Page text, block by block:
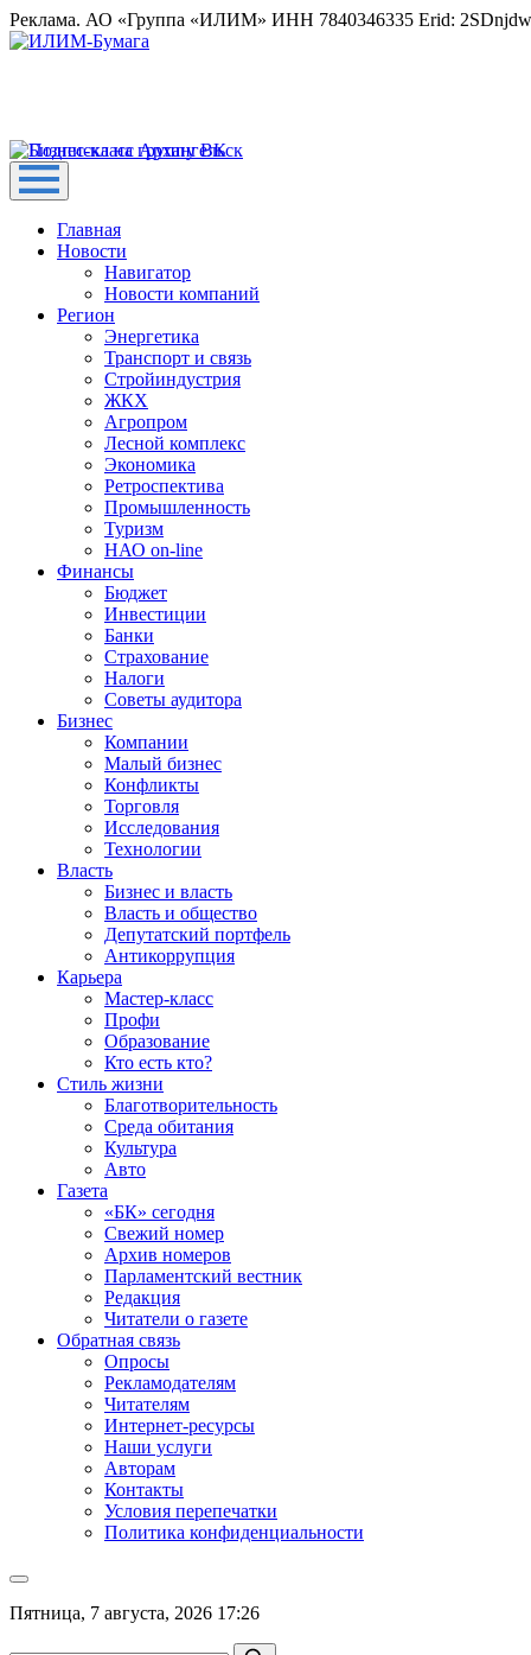
Реклама. АО «Группа «ИЛИМ» ИНН 7840346335 Erid:
Главная
Новости
Навигатор
Новости компаний
Регион
Энергетика
Транспорт и связь
Стройиндустрия
ЖКХ
Агропром
Лесной комплекс
Экономика
Ретроспектива
Промышленность
Туризм
НАО on-line
Финансы
Бюджет
Инвестиции
Банки
Страхование
Налоги
Советы аудитора
Бизнес
Компании
Малый бизнес
Конфликты
Торговля
Исследования
Технологии
Власть
Бизнес и власть
Власть и общество
Депутатский портфель
Антикоррупция
Карьера
Мастер-класс
Профи
Образование
Кто есть кто?
Стиль жизни
Благотворительность
Среда обитания
Культура
Авто
Газета
«БК» сегодня
Свежий номер
Архив номеров
Парламентский вестник
Редакция
Читатели о газете
Обратная связь
Опросы
Рекламодателям
Читателям
Интернет-ресурсы
Наши услуги
Авторам
Контакты
Условия перепечатки
Политика конфиденциальности
Пятница, 7 августа, 2026 17:26